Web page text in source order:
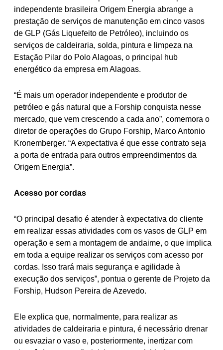
independente brasileira Origem Energia abrange a
prestação de serviços de manutenção em cinco vasos
de GLP (Gás Liquefeito de Petróleo), incluindo os
serviços de caldeiraria, solda, pintura e limpeza na
Estação Pilar do Polo Alagoas, o principal hub
energético da empresa em Alagoas.
“É mais um operador independente e produtor de
petróleo e gás natural que a Forship conquista nesse
mercado, que vem crescendo a cada ano”, comemora o
diretor de operações do Grupo Forship, Marco Antonio
Kronemberger. “A expectativa é que esse contrato seja
a porta de entrada para outros empreendimentos da
Origem Energia”.
Acesso por cordas
“O principal desafio é atender à expectativa do cliente
em realizar essas atividades com os vasos de GLP em
operação e sem a montagem de andaime, o que implica
em toda a equipe realizar os serviços com acesso por
cordas. Isso trará mais segurança e agilidade à
execução dos serviços”, pontua o gerente de Projeto da
Forship, Hudson Pereira de Azevedo.
Ele explica que, normalmente, para realizar as
atividades de caldeiraria e pintura, é necessário drenar
ou esvaziar o vaso e, posteriormente, inertizar com